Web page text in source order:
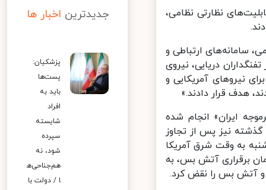
نظارتی نظامی،
سامانه‌های ارتباطی و
دریایی، نیروی
نیروهای آمریکایی و
هدف قرار دادند.»
ایران» انجام شده
نیز پس از تجاوز
به وقت شرق آمریکا
از زمان برقراری آتش بس، به
و آتش بس را نقض کرد.
جدیدترین اخبار ها
پزشکیان:
پست‌ها
باید به
افراد
شایسته
سپرده
شود، نه
هم‌جناحی‌ه
ا / دولت با